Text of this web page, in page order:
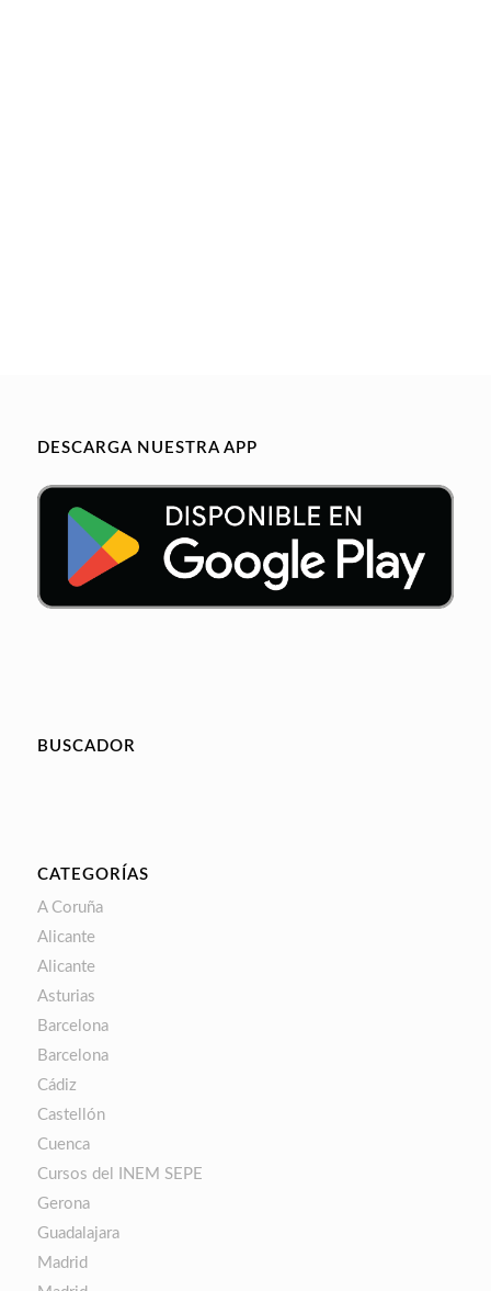
DESCARGA NUESTRA APP
BUSCADOR
CATEGORÍAS
A Coruña
Alicante
Alicante
Asturias
Barcelona
Barcelona
Cádiz
Castellón
Cuenca
Cursos del INEM SEPE
Gerona
Guadalajara
Madrid